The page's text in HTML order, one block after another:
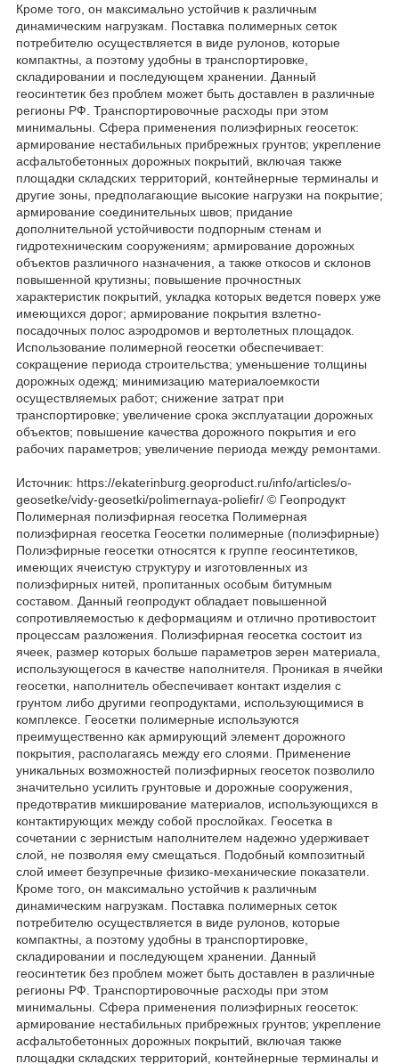
Кроме того, он максимально устойчив к различным
динамическим нагрузкам. Поставка полимерных сеток
потребителю осуществляется в виде рулонов, которые
компактны, а поэтому удобны в транспортировке,
складировании и последующем хранении. Данный
геосинтетик без проблем может быть доставлен в различные
регионы РФ. Транспортировочные расходы при этом
минимальны. Сфера применения полиэфирных геосеток:
армирование нестабильных прибрежных грунтов; укрепление
асфальтобетонных дорожных покрытий, включая также
площадки складских территорий, контейнерные терминалы и
другие зоны, предполагающие высокие нагрузки на покрытие;
армирование соединительных швов; придание
дополнительной устойчивости подпорным стенам и
гидротехническим сооружениям; армирование дорожных
объектов различного назначения, а также откосов и склонов
повышенной крутизны; повышение прочностных
характеристик покрытий, укладка которых ведется поверх уже
имеющихся дорог; армирование покрытия взлетно-
посадочных полос аэродромов и вертолетных площадок.
Использование полимерной геосетки обеспечивает:
сокращение периода строительства; уменьшение толщины
дорожных одежд; минимизацию материалоемкости
осуществляемых работ; снижение затрат при
транспортировке; увеличение срока эксплуатации дорожных
объектов; повышение качества дорожного покрытия и его
рабочих параметров; увеличение периода между ремонтами.
Источник: https://ekaterinburg.geoproduct.ru/info/articles/o-
geosetke/vidy-geosetki/polimernaya-poliefir/ © Геопродукт
Полимерная полиэфирная геосетка Полимерная
полиэфирная геосетка Геосетки полимерные (полиэфирные)
Полиэфирные геосетки относятся к группе геосинтетиков,
имеющих ячеистую структуру и изготовленных из
полиэфирных нитей, пропитанных особым битумным
составом. Данный геопродукт обладает повышенной
сопротивляемостью к деформациям и отлично противостоит
процессам разложения. Полиэфирная геосетка состоит из
ячеек, размер которых больше параметров зерен материала,
использующегося в качестве наполнителя. Проникая в ячейки
геосетки, наполнитель обеспечивает контакт изделия с
грунтом либо другими геопродуктами, использующимися в
комплексе. Геосетки полимерные используются
преимущественно как армирующий элемент дорожного
покрытия, располагаясь между его слоями. Применение
уникальных возможностей полиэфирных геосеток позволило
значительно усилить грунтовые и дорожные сооружения,
предотвратив микширование материалов, использующихся в
контактирующих между собой прослойках. Геосетка в
сочетании с зернистым наполнителем надежно удерживает
слой, не позволяя ему смещаться. Подобный композитный
слой имеет безупречные физико-механические показатели.
Кроме того, он максимально устойчив к различным
динамическим нагрузкам. Поставка полимерных сеток
потребителю осуществляется в виде рулонов, которые
компактны, а поэтому удобны в транспортировке,
складировании и последующем хранении. Данный
геосинтетик без проблем может быть доставлен в различные
регионы РФ. Транспортировочные расходы при этом
минимальны. Сфера применения полиэфирных геосеток:
армирование нестабильных прибрежных грунтов; укрепление
асфальтобетонных дорожных покрытий, включая также
площадки складских территорий, контейнерные терминалы и